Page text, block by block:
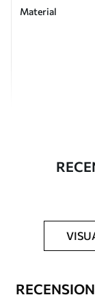
Material
Produzione
Opzioni